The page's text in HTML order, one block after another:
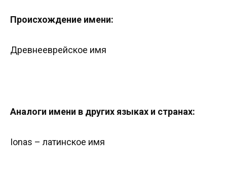
Происхождение имени:
Древнееврейское имя
Аналоги имени в других языках и странах:
Ionas – латинское имя